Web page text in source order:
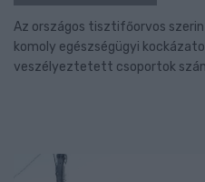
Az országos tisztifőorvos
komoly egészségügyi
veszélyeztetett csoportok